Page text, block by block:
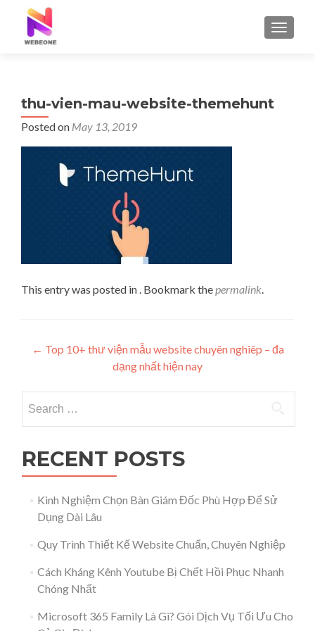
thu-vien-mau-website-themehunt
Posted on May 13, 2019
This entry was posted in . Bookmark thepermalink.
Post navigation
← Top 10+ thư viện mẫu website chuyên nghiêp – đa
dạng nhất hiện nay
RECENT POSTS
Kinh Nghiệm Chọn Bàn Giám Đốc Phù Hợp Để Sử
Dụng Dài Lâu
Quy Trình Thiết Kế Website Chuẩn, Chuyên Nghiệp
Cách Kháng Kênh Youtube Bị Chết Hồi Phục Nhanh
Chóng Nhất
Microsoft 365 Family Là Gì? Gói Dịch Vụ Tối Ưu Cho